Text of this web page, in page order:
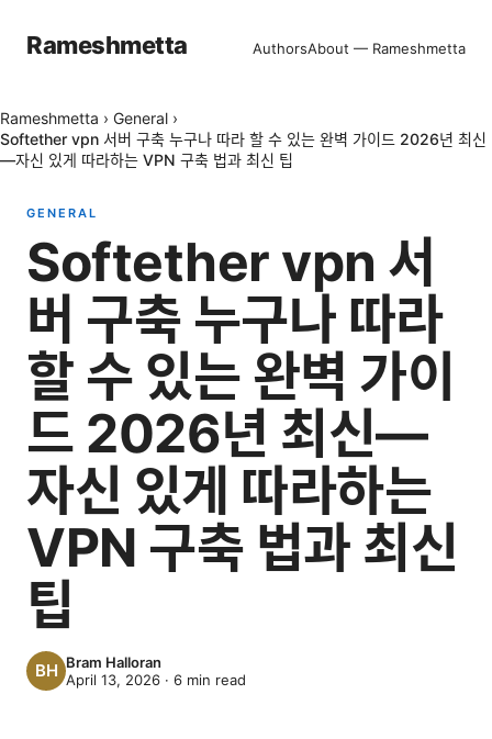
Rameshmetta AuthorsAbout — Rameshmetta
Rameshmetta › General ›
Softether vpn 서버 구축 누구나 따라 할 수 있는 완벽 가이드 2026년 최신
—자신 있게 따라하는 VPN 구축 법과 최신 팁
GENERAL
Softether vpn 서
버 구축 누구나 따라
할 수 있는 완벽 가이
드 2026년 최신—
자신 있게 따라하는
VPN 구축 법과 최신
팁
Bram Halloran
April 13, 2026 · 6 min read